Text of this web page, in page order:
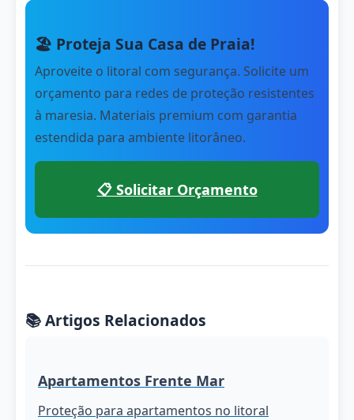
🏖️ Proteja Sua Casa de Praia!
Aproveite o litoral com segurança. Solicite um
orçamento para redes de proteção resistentes
à maresia. Materiais premium com garantia
estendida para ambiente litorâneo.
📋 Solicitar Orçamento
📚 Artigos Relacionados
Apartamentos Frente Mar
Proteção para apartamentos no litoral